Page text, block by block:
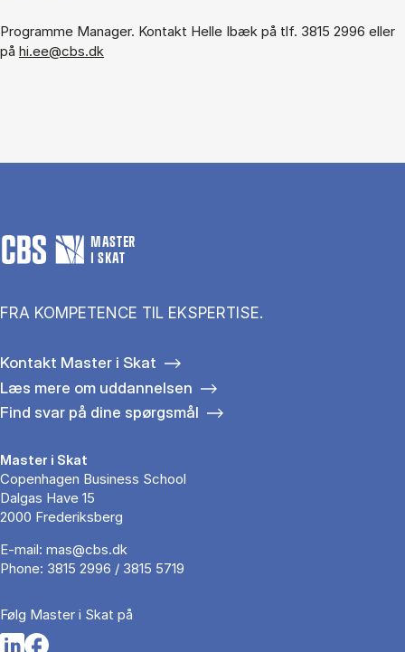
Programme Manager. Kontakt Helle Ibæk på tlf. 3815 2996 eller
på hi.ee@cbs.dk
MASTER
I SKAT
FRA KOMPETENCE TIL EKSPERTISE.
Kontakt Master i Skat
Læs mere om uddannelsen
Find svar på dine spørgsmål
Master i Skat
Copenhagen Business School
Dalgas Have 15
2000 Frederiksberg
E-mail: mas@cbs.dk
Phone: 3815 2996 / 3815 5719
Følg Master i Skat på
Opens in a new tab
Opens in a new tab